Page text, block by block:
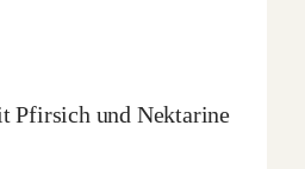
Pfirsich und Nektarine